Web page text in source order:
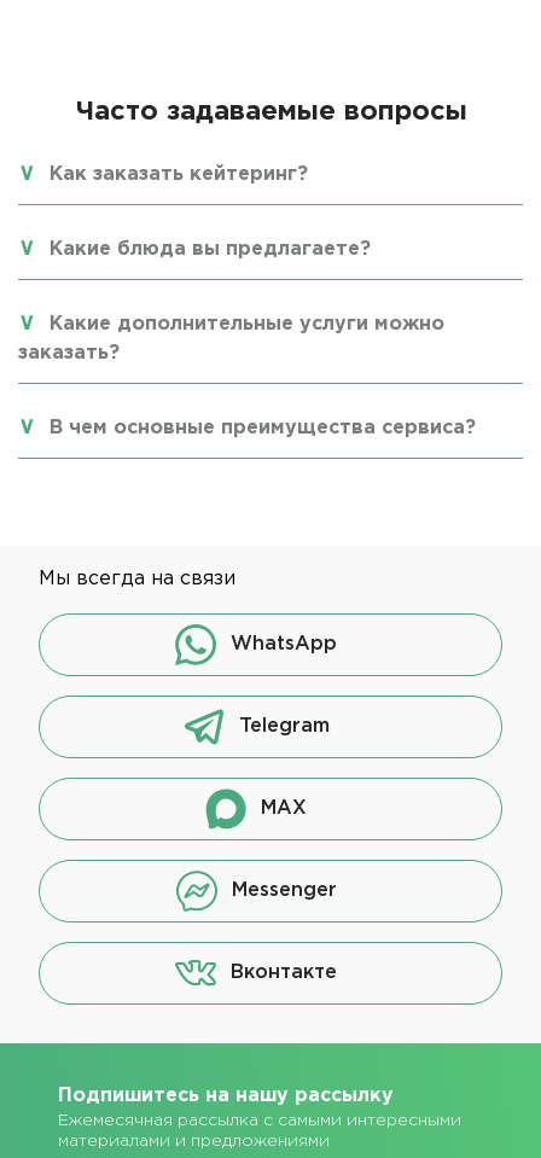
Часто задаваемые вопросы
Как заказать кейтеринг?
Какие блюда вы предлагаете?
Какие дополнительные услуги можно
заказать?
В чем основные преимущества сервиса?
Мы всегда на связи
WhatsApp
Telegram
MAX
Messenger
Вконтакте
Подпишитесь на нашу рассылку
Ежемесячная рассылка с самыми интересными
материалами и предложениями